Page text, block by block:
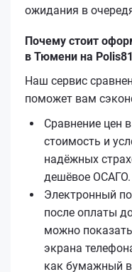
ожидания в
Почему стоит
в Тюмени на
Наш сервис
поможет вам
Сравнение цен
стоимость и
надёжных
дешёвое ОСАГО.
Электронный
после оплаты
можно
экрана
как бумажный